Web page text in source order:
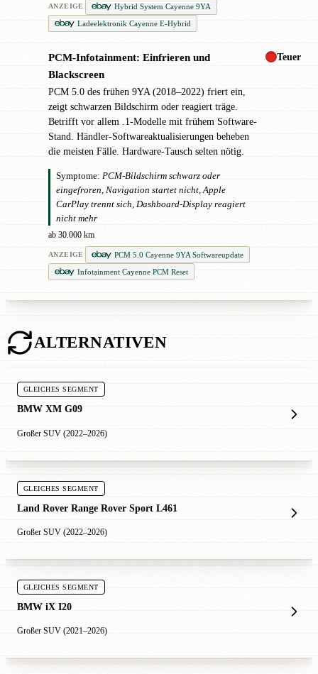
ANZEIGE
Hybrid System Cayenne 9YA
Ladeelektronik Cayenne E-Hybrid
PCM-Infotainment: Einfrieren und
Blackscreen
PCM 5.0 des frühen 9YA (2018–2022) friert ein,
zeigt schwarzen Bildschirm oder reagiert träge.
Betrifft vor allem .1-Modelle mit frühem Software-
Stand. Händler-Softwareaktualisierungen beheben
die meisten Fälle. Hardware-Tausch selten nötig.
Symptome: PCM-Bildschirm schwarz oder
eingefroren, Navigation startet nicht, Apple
CarPlay trennt sich, Dashboard-Display reagiert
nicht mehr
ab 30.000 km
ANZEIGE
PCM 5.0 Cayenne 9YA Softwareupdate
Infotainment Cayenne PCM Reset
Teuer
ALTERNATIVEN
GLEICHES SEGMENT
BMW XM G09
Großer SUV (2022–2026)
GLEICHES SEGMENT
Land Rover Range Rover Sport L461
Großer SUV (2022–2026)
GLEICHES SEGMENT
BMW iX I20
Großer SUV (2021–2026)